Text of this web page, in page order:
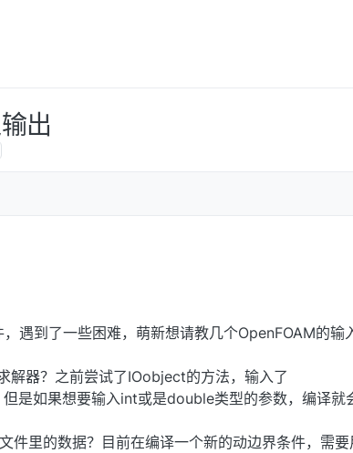
出
遇到了一些困难，萌新想请教几个OpenFOAM的输
解器？之前尝试了IOobject的方法，输入了
是如果想要输入int或是double类型的参数，编译就
件里的数据？目前在编译一个新的动边界条件，需